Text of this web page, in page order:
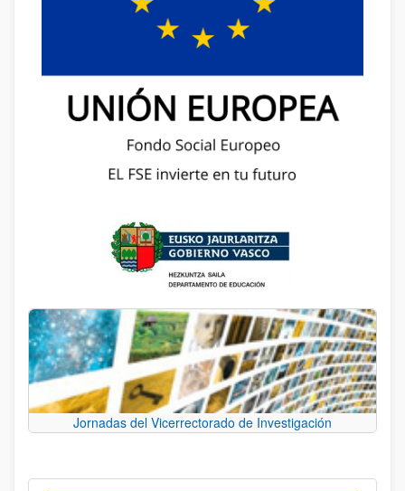
Jornadas del Vicerrectorado de Investigación